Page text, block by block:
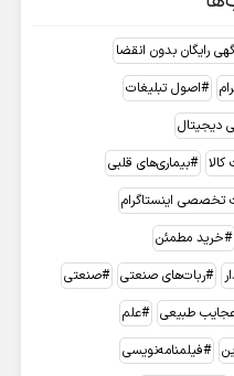
رایگان بدون انقضا
اصول تبلیغات
دیجیتال
بیماری‌های قلبی
تخصصی اینستاگرام
خرید مطمئن
ربات‌های صنعتی
صنعتی
طبیعی
علم
فیلمنامه‌نویسی